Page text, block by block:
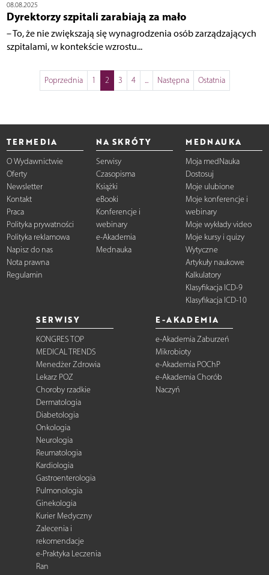
08.08.2025
Dyrektorzy szpitali zarabiają za mało
– To, że nie zwiększają się wynagrodzenia osób zarządzających
szpitalami, w kontekście wzrostu...
Poprzednia 1 2 3 4 ... Następna Ostatnia
TERMEDIA
O Wydawnictwie
Oferty
Newsletter
Kontakt
Praca
Polityka prywatności
Polityka reklamowa
Napisz do nas
Nota prawna
Regulamin
NA SKRÓTY
Serwisy
Czasopisma
Książki
eBooki
Konferencje i
webinary
e-Akademia
Mednauka
MEDNAUKA
Moja medNauka
Dostosuj
Moje ulubione
Moje konferencje i
webinary
Moje wykłady video
Moje kursy i quizy
Wytyczne
Artykuły naukowe
Kalkulatory
Klasyfikacja ICD-9
Klasyfikacja ICD-10
SERWISY
KONGRES TOP
MEDICAL TRENDS
Menedżer Zdrowia
Lekarz POZ
Choroby rzadkie
Dermatologia
Diabetologia
Onkologia
Neurologia
Reumatologia
Kardiologia
Gastroenterologia
Pulmonologia
Ginekologia
Kurier Medyczny
Zalecenia i
rekomendacje
e-Praktyka Leczenia
Ran
E-AKADEMIA
e-Akademia Zaburzeń
Mikrobioty
e-Akademia POChP
e-Akademia Chorób
Naczyń